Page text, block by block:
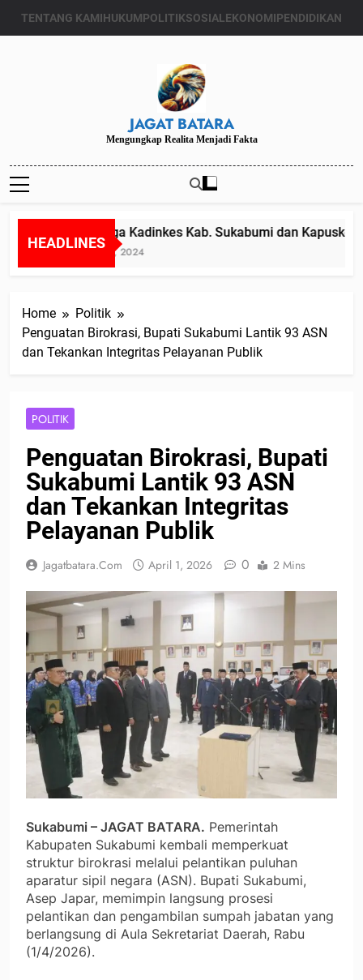
TENTANG KAMIHUKUMPOLITIKSOSIALEKONOMIPENDIDIKAN
JAGAT BATARA
Mengungkap Realita Menjadi Fakta
HEADLINES
Diduga Kadinkes Kab. Sukabumi dan
Juli 24, 2024
Home
Politik
Penguatan Birokrasi, Bupati Sukabumi Lantik 93 ASN
dan Tekankan Integritas Pelayanan Publik
POLITIK
Penguatan Birokrasi, Bupati
Sukabumi Lantik 93 ASN
dan Tekankan Integritas
Pelayanan Publik
Jagatbatara.com April 1, 2026 0 2 Mins
Sukabumi – JAGAT BATARA. Pemerintah
Kabupaten Sukabumi kembali memperkuat
struktur birokrasi melalui pelantikan puluhan
aparatur sipil negara (ASN). Bupati Sukabumi,
Asep Japar, memimpin langsung prosesi
pelantikan dan pengambilan sumpah jabatan yang
berlangsung di Aula Sekretariat Daerah, Rabu
(1/4/2026).